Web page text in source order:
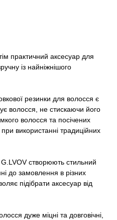
практичний аксесуар для
із найніжнішого
резинки для волосся є
волосся, не стискаючи його
волосся та посічених
при використанні традиційних
створюють стильний
до замовлення в різних
підібрати аксесуар від
дуже міцні та довговічні,